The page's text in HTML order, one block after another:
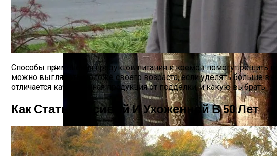
Ваша Любовь К Оранжевому: Глоток Энергии Или
Способы применения продуктов питания и кремов помогут решить
можно выглядеть моложе своего возраста, если уделять больше
отличается качественная продукция от подделки, и какую выбрать.
Как Стать Красивой И Ухоженной В 50 Лет